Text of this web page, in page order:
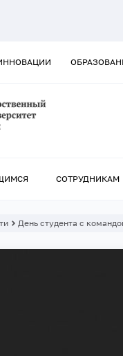
СОТРУДНИКАМ
День студента с